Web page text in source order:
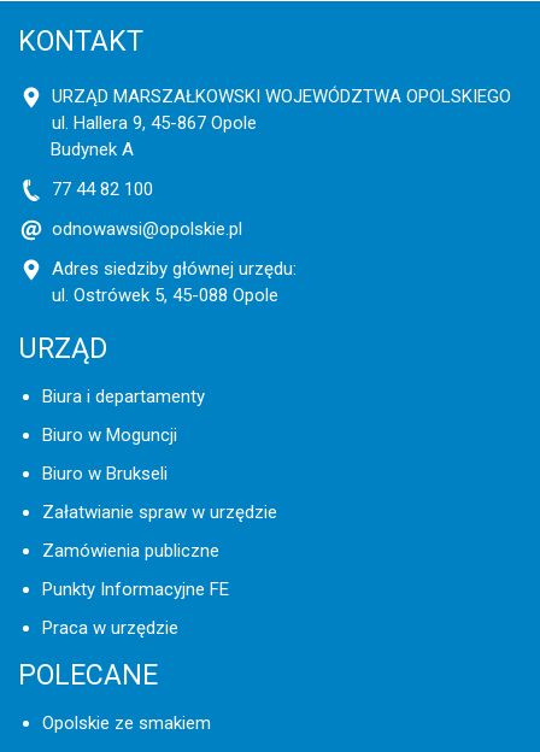
KONTAKT
URZĄD MARSZAŁKOWSKI WOJEWÓDZTWA OPOLSKIEGO
ul. Hallera 9, 45-867 Opole
Budynek A
77 44 82 100
odnowawsi@opolskie.pl
Adres siedziby głównej urzędu:
ul. Ostrówek 5, 45-088 Opole
URZĄD
Biura i departamenty
Biuro w Moguncji
Biuro w Brukseli
Załatwianie spraw w urzędzie
Zamówienia publiczne
Punkty Informacyjne FE
Praca w urzędzie
POLECANE
Opolskie ze smakiem